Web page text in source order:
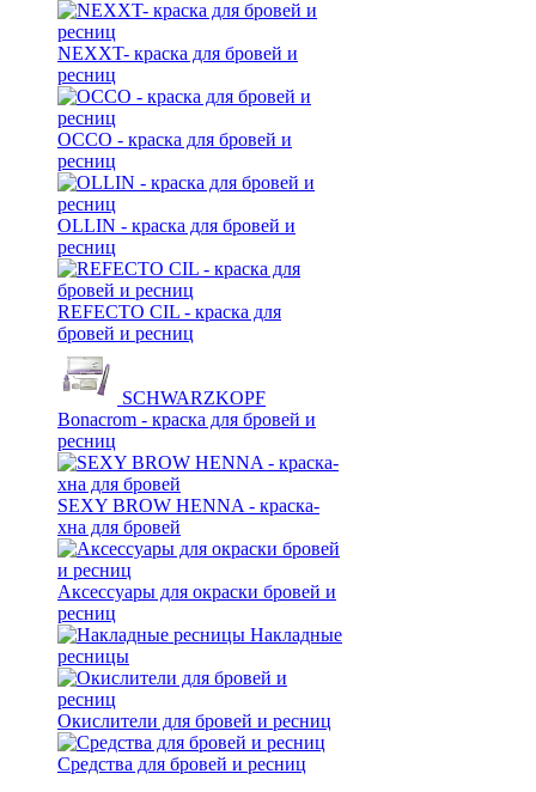
NEXXT- краска для бровей и
ресниц
OCCO - краска для бровей и
ресниц
OLLIN - краска для бровей и
ресниц
REFECTO CIL - краска для
бровей и ресниц
SCHWARZKOPF
Bonacrom - краска для бровей и
ресниц
SEXY BROW HENNA - краска-
хна для бровей
Аксессуары для окраски бровей и
ресниц
Накладные
ресницы
Окислители для бровей и ресниц
Средства для бровей и ресниц